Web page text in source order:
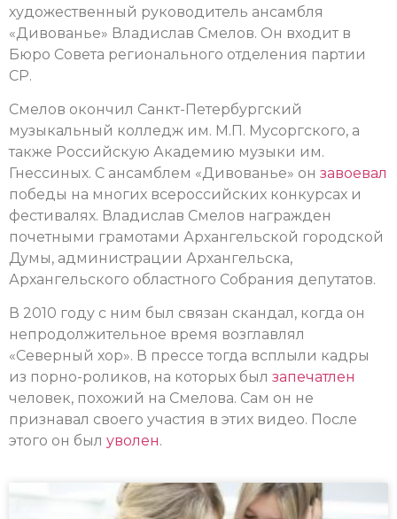
художественный руководитель ансамбля
«Дивованье» Владислав Смелов. Он входит в
Бюро Совета регионального отделения партии
СР.
Смелов окончил Санкт-Петербургский
музыкальный колледж им. М.П. Мусоргского, а
также Российскую Академию музыки им.
Гнессиных. С ансамблем «Дивованье» он завоевал
победы на многих всероссийских конкурсах и
фестивалях. Владислав Смелов награжден
почетными грамотами Архангельской городской
Думы, администрации Архангельска,
Архангельского областного Собрания депутатов.
В 2010 году с ним был связан скандал, когда он
непродолжительное время возглавлял
«Северный хор». В прессе тогда всплыли кадры
из порно-роликов, на которых был запечатлен
человек, похожий на Смелова. Сам он не
признавал своего участия в этих видео. После
этого он был уволен.